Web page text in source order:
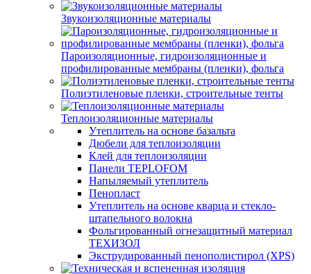
Звукоизоляционные материалы
Пароизоляционные, гидроизоляционные и
профилированные мембраны (пленки), фольга
Полиэтиленовые пленки, строительные тенты
Теплоизоляционные материалы
Утеплитель на основе базальта
Дюбели для теплоизоляции
Клей для теплоизоляции
Панели TEPLOFOM
Напыляемый утеплитель
Пенопласт
Утеплитель на основе кварца и стекло-
штапельного волокна
Фольгированный огнезащитный материал
ТЕХИЗОЛ
Экструдированный пенополистирол (XPS)